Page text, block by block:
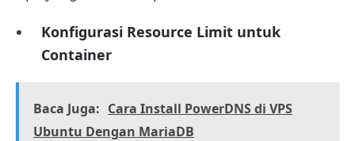
Konfigurasi Resource Limit untuk
Container
Baca Juga: Cara Install PowerDNS di VPS
Ubuntu Dengan MariaDB